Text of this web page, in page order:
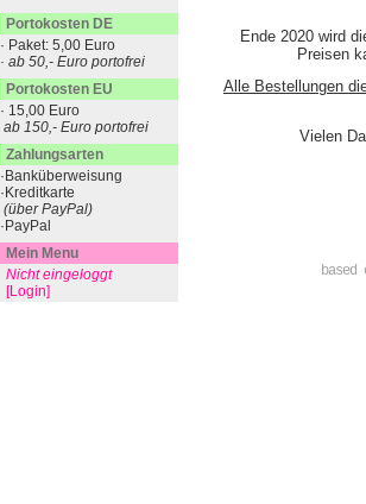
Ende 2020 wird
Preisen
Alle Bestellungen
Vielen
Portokosten DE
· Paket: 5,00 Euro
· ab 50,- Euro portofrei
Portokosten EU
· 15,00 Euro
ab 150,- Euro portofrei
Zahlungsarten
·Banküberweisung
·Kreditkarte
(über PayPal)
·PayPal
Mein Menu
Nicht eingeloggt
[Login]